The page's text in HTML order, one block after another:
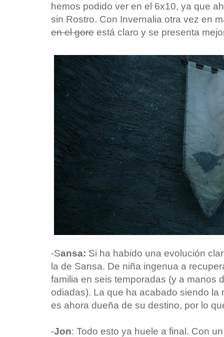
hemos podido ver en el 6x10, ya que
sin Rostro. Con Invernalia otra vez en
en el gore está claro y se presenta
-Sansa: Si ha habido una evolución
la de Sansa. De niña ingenua a
familia en seis temporadas (y a manos
odiadas). La que ha acabado siendo la
es ahora dueña de su destino, por lo
-Jon: Todo esto ya huele a final. Con